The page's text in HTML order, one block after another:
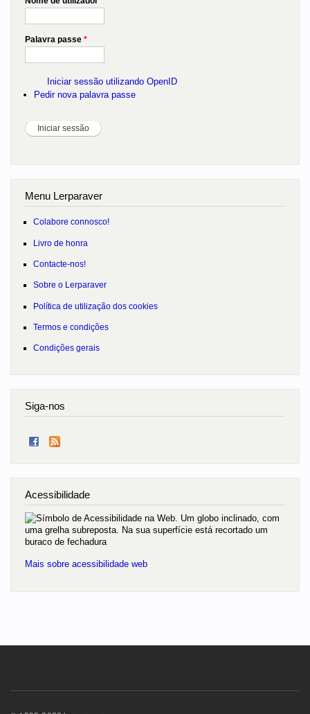
Palavra passe *
Iniciar sessão utilizando OpenID
Pedir nova palavra passe
Menu Lerparaver
Colabore connosco!
Livro de honra
Contacte-nos!
Sobre o Lerparaver
Política de utilização dos cookies
Termos e condições
Condições gerais
Siga-nos
Acessibilidade
Mais sobre acessibilidade web